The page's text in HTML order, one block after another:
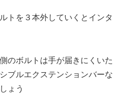
トを３本外していくとインタ
のボルトは手が届きにくいた
ブルエクステンションバーな
ょう